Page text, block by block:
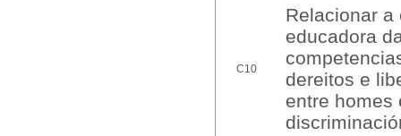
C10
Relacionar a
educadora
dereitos e
entre homes